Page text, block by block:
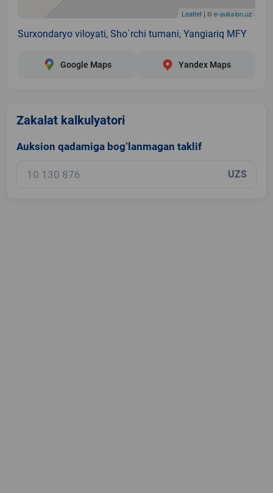
Leaflet | ©e-auksion.uz
Surxondaryo viloyati, Sho`rchi tumani, Yangiariq MFY
Google Maps Yandex Maps
Zakalat kalkulyatori
Auksion qadamiga bog‘lanmagan taklif
UZS